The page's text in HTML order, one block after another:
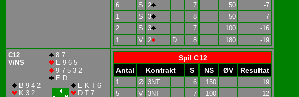
6
S 2 7 50
-7
1
S 3 8 50
-7
2
S 3 7 100
-16
1
V 2 D 8 180
-19
C12
V/NS
8 7
E 9 6 5
9 7 5 3 2
E D
B 9 4 2
K 3 2
E K T 6
D T 7
Spil C12
Antal
Kontrakt S NS ØV Resultat
1 Ø 3NT 6 150
19
5
V 3NT 7 100
12